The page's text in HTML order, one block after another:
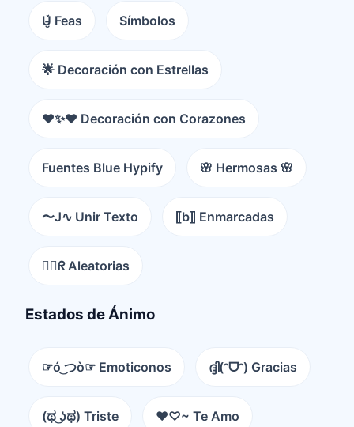
U̵̮̽ Feas Símbolos
🌟 Decoración con Estrellas
❤️✨❤️ Decoración con Corazones
Fuentes Blue Hypify 🌸 Hermosas 🌸
〜J∿ Unir Texto ⟦b⟧ Enmarcadas
😵‍💫ᖇ Aleatorias
Estados de Ánimo
☞ó ͜つò☞ Emoticonos ദ്ദി(ᵔᗜᵔ) Gracias
(ಥ ͜ʖಥ) Triste ♥♡~ Te Amo